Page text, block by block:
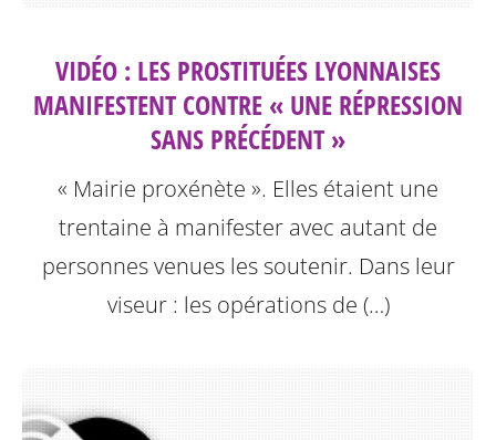
VIDÉO : LES PROSTITUÉES LYONNAISES
MANIFESTENT CONTRE « UNE RÉPRESSION
SANS PRÉCÉDENT »
« Mairie proxénète ». Elles étaient une
trentaine à manifester avec autant de
personnes venues les soutenir. Dans leur
viseur : les opérations de (…)